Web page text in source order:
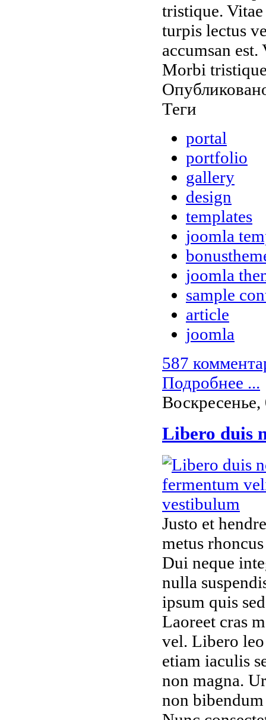
tristique.
turpis lectus
accumsan
Morbi
Теги
portal
portfolio
gallery
design
templates
joomla
joomla
sample
article
joomla
587
Подробнее ...
Libero duis
Justo et
metus
Dui neque
nulla
ipsum quis
Laoreet cras
vel. Libero
etiam iaculis
non magna.
non